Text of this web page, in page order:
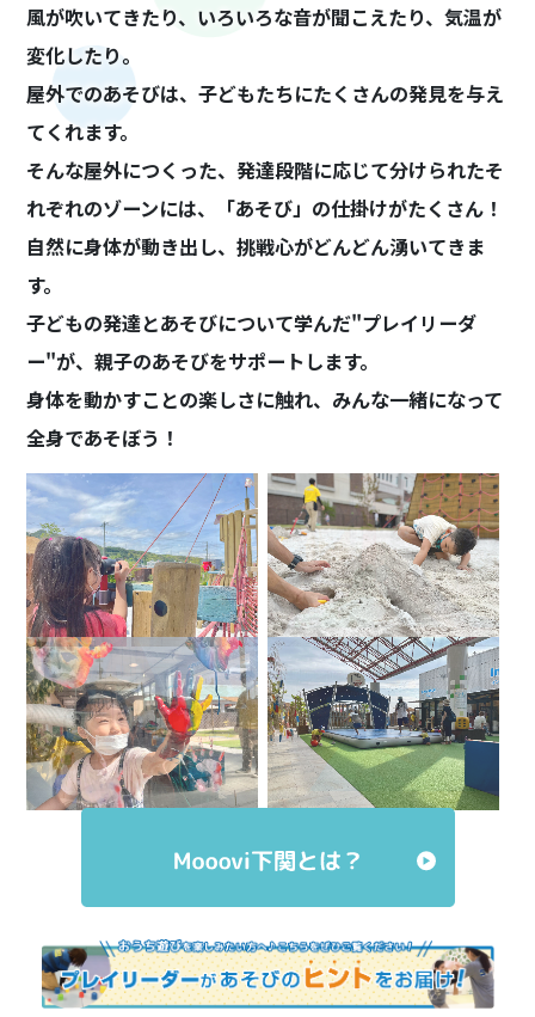
風が吹いてきたり、いろいろな音が聞こえたり、気温が
変化したり。
屋外でのあそびは、子どもたちにたくさんの発見を与え
てくれます。
そんな屋外につくった、発達段階に応じて分けられたそ
れぞれのゾーンには、「あそび」の仕掛けがたくさん！
自然に身体が動き出し、挑戦心がどんどん湧いてきま
す。
子どもの発達とあそびについて学んだ"プレイリーダ
ー"が、親子のあそびをサポートします。
身体を動かすことの楽しさに触れ、みんな一緒になって
全身であそぼう！